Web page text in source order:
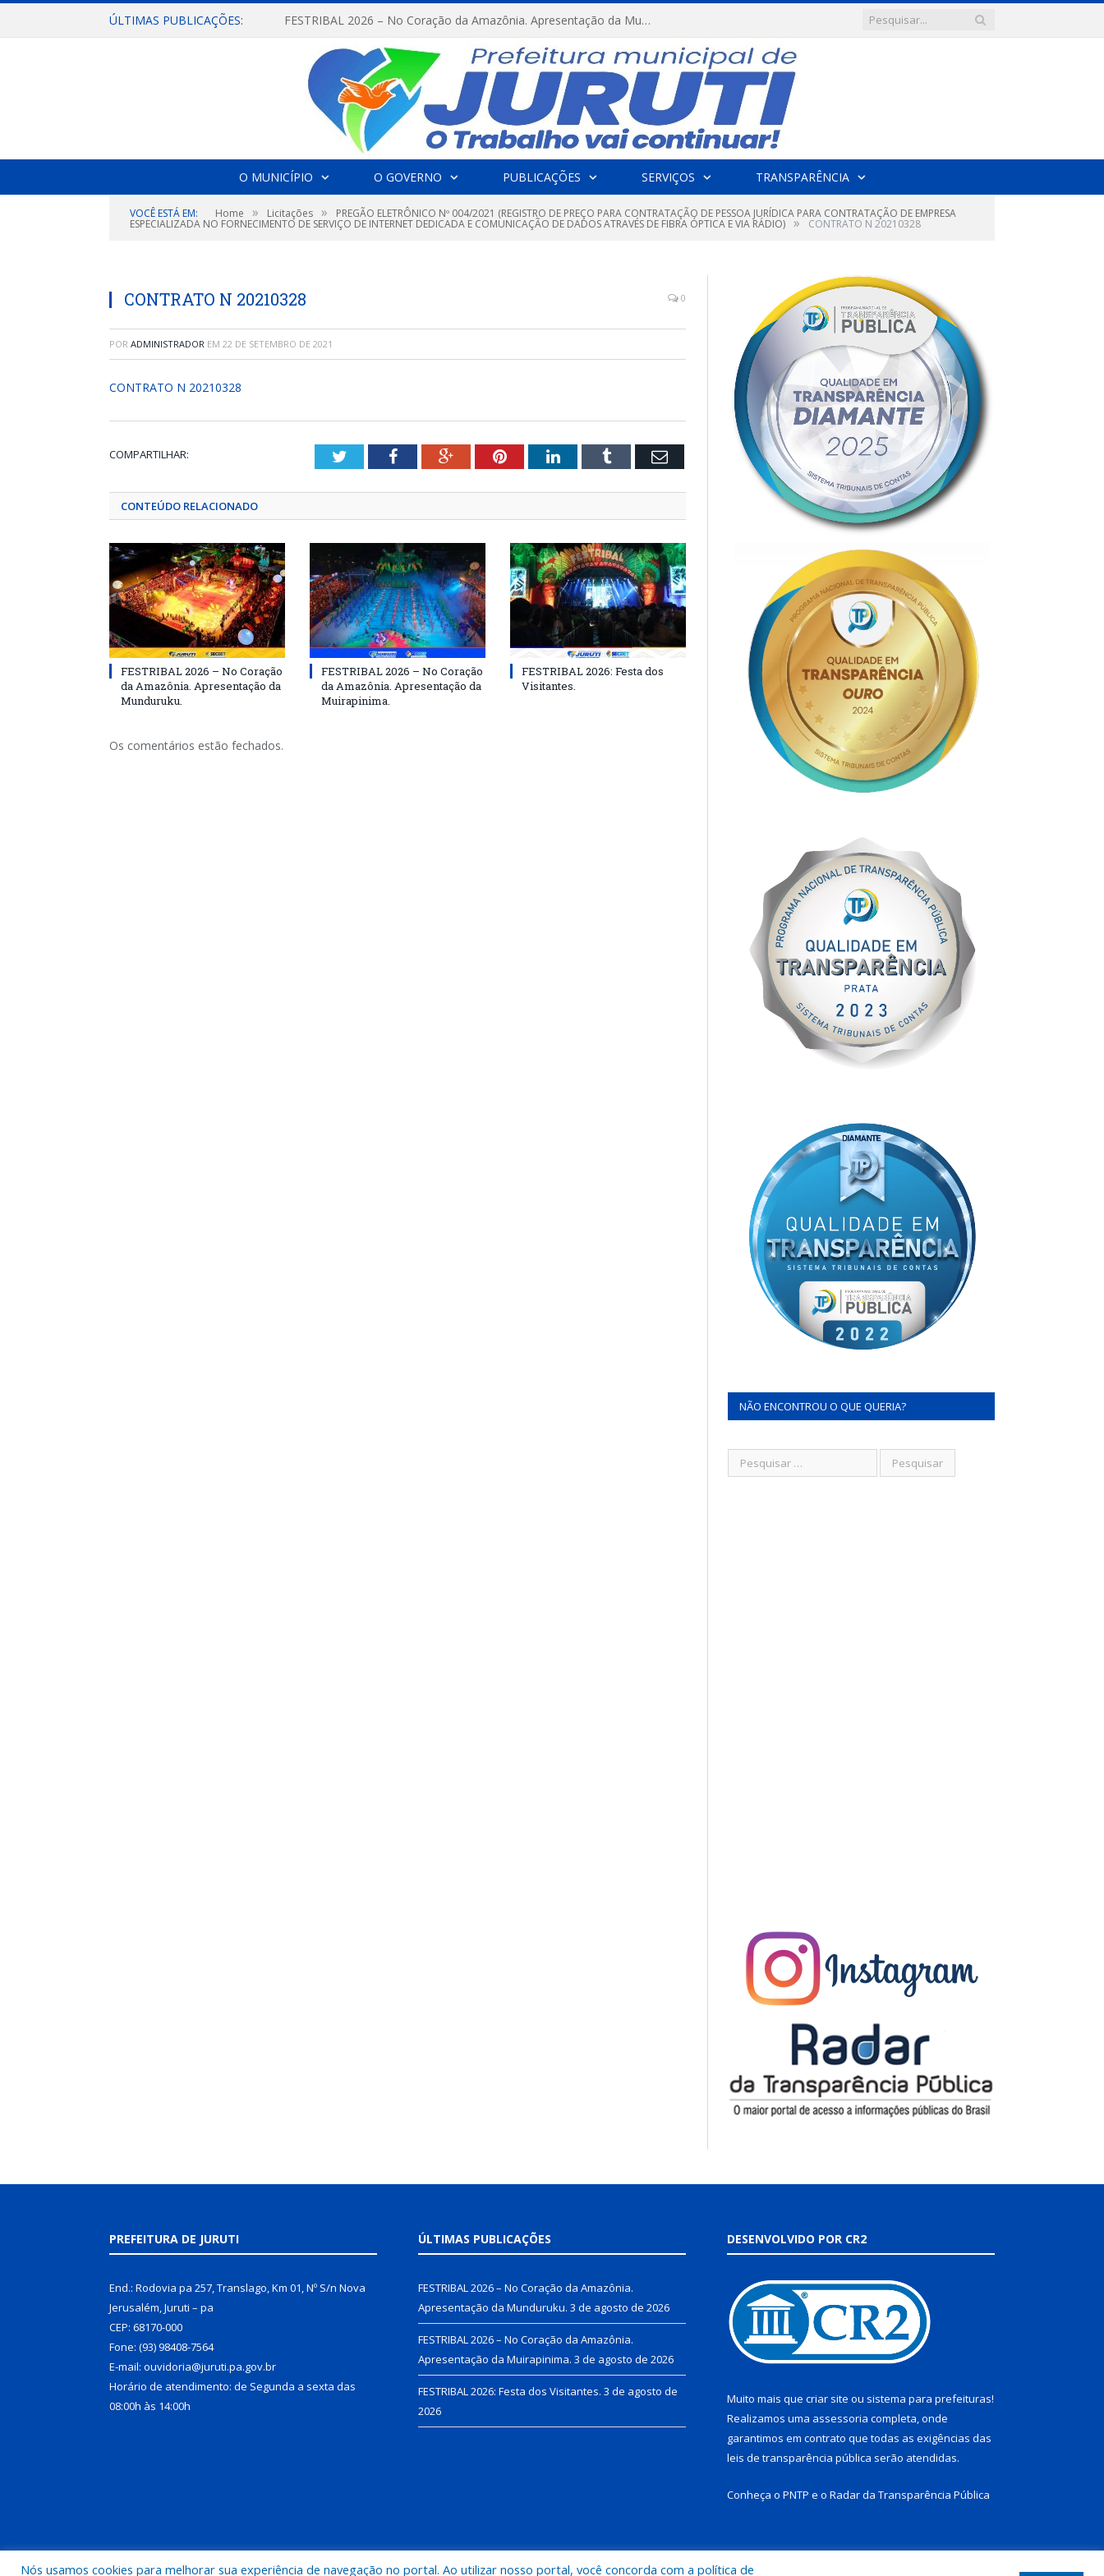
ÚLTIMAS PUBLICAÇÕES: FESTRIBAL 2026 – No Coração da Amazônia. Apresentação da Munduruku.
O MUNICÍPIO O GOVERNO PUBLICAÇÕES SERVIÇOS TRANSPARÊNCIA
VOCÊ ESTÁ EM: Home » Licitações » PREGÃO ELETRÔNICO Nº 004/2021 (REGISTRO DE PREÇO PARA CONTRATAÇÃO DE PESSOA JURÍDICA PARA CONTRATAÇÃO DE EMPRESA
ESPECIALIZADA NO FORNECIMENTO DE SERVIÇO DE INTERNET DEDICADA E COMUNICAÇÃO DE DADOS ATRAVÉS DE FIBRA ÓPTICA E VIA RÁDIO) » CONTRATO N 20210328
CONTRATO N 20210328 0
POR ADMINISTRADOR EM 22 DE SETEMBRO DE 2021
CONTRATO N 20210328
COMPARTILHAR: TwitterFacebookGoogle+PinterestLinkedInTumblr Email
CONTEÚDO RELACIONADO
FESTRIBAL 2026 – No Coração
da Amazônia. Apresentação da
Munduruku.
FESTRIBAL 2026 – No Coração
da Amazônia. Apresentação da
Muirapinima.
FESTRIBAL 2026: Festa dos
Visitantes.
Os comentários estão fechados.
NÃO ENCONTROU O QUE QUERIA?
PREFEITURA DE JURUTI
End.: Rodovia pa 257, Translago, Km 01, Nº S/n Nova
Jerusalém, Juruti – pa
CEP: 68170-000
Fone: (93) 98408-7564
E-mail: ouvidoria@juruti.pa.gov.br
Horário de atendimento: de Segunda a sexta das
08:00h às 14:00h
ÚLTIMAS PUBLICAÇÕES
FESTRIBAL 2026 – No Coração da Amazônia.
Apresentação da Munduruku. 3 de agosto de 2026
FESTRIBAL 2026 – No Coração da Amazônia.
Apresentação da Muirapinima. 3 de agosto de 2026
FESTRIBAL 2026: Festa dos Visitantes. 3 de agosto de
2026
DESENVOLVIDO POR CR2
Muito mais que criar site ou sistema para prefeituras!
Realizamos uma assessoria completa, onde
garantimos em contrato que todas as exigências das
leis de transparência pública serão atendidas.
Conheça o PNTP e o Radar da Transparência Pública
Nós usamos cookies para melhorar sua experiência de navegação no portal. Ao utilizar nosso portal, você concorda com a política de